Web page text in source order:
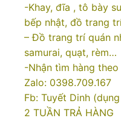
-Khay, đĩa , tô bày
bếp nhật, đồ trang
– Đồ trang trí quán
samurai, quạt, rèm…
-Nhận tìm hàng
Zalo: 0398.709.167
Fb: Tuyết Dinh
2 TUẦN TRẢ HÀNG